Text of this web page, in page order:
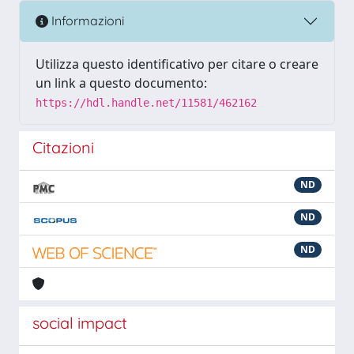
Informazioni
Utilizza questo identificativo per citare o creare
un link a questo documento:
https://hdl.handle.net/11581/462162
Citazioni
ND
ND
ND
social impact